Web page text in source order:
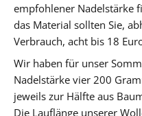
empfohlener Nadelstärke
das Material sollten Sie,
Verbrauch, acht bis 18
Wir haben für unser
Nadelstärke vier 200
jeweils zur Hälfte aus
Die Lauflänge unserer